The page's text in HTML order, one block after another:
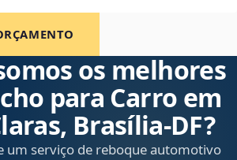
os melhores
para Carro em
Brasília‑DF?
um serviço de reboque automotivo